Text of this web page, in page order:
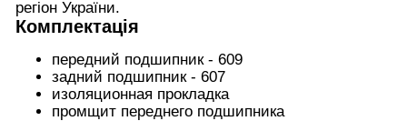
регіон України.
Комплектація
передний подшипник - 609
задний подшипник - 607
изоляционная прокладка
промщит переднего подшипника